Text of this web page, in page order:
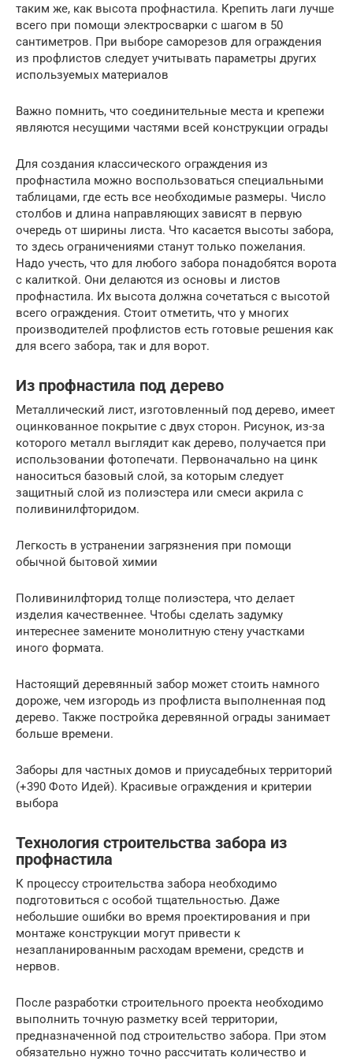
таким же, как высота профнастила. Крепить лаги лучше
всего при помощи электросварки с шагом в 50
сантиметров. При выборе саморезов для ограждения
из профлистов следует учитывать параметры других
используемых материалов
Важно помнить, что соединительные места и крепежи
являются несущими частями всей конструкции ограды
Для создания классического ограждения из
профнастила можно воспользоваться специальными
таблицами, где есть все необходимые размеры. Число
столбов и длина направляющих зависят в первую
очередь от ширины листа. Что касается высоты забора,
то здесь ограничениями станут только пожелания.
Надо учесть, что для любого забора понадобятся ворота
с калиткой. Они делаются из основы и листов
профнастила. Их высота должна сочетаться с высотой
всего ограждения. Стоит отметить, что у многих
производителей профлистов есть готовые решения как
для всего забора, так и для ворот.
Из профнастила под дерево
Металлический лист, изготовленный под дерево, имеет
оцинкованное покрытие с двух сторон. Рисунок, из-за
которого металл выглядит как дерево, получается при
использовании фотопечати. Первоначально на цинк
наноситься базовый слой, за которым следует
защитный слой из полиэстера или смеси акрила с
поливинилфторидом.
Легкость в устранении загрязнения при помощи
обычной бытовой химии
Поливинилфторид толще полиэстера, что делает
изделия качественнее. Чтобы сделать задумку
интереснее замените монолитную стену участками
иного формата.
Настоящий деревянный забор может стоить намного
дороже, чем изгородь из профлиста выполненная под
дерево. Также постройка деревянной ограды занимает
больше времени.
Заборы для частных домов и приусадебных территорий
(+390 Фото Идей). Красивые ограждения и критерии
выбора
Технология строительства забора из
профнастила
К процессу строительства забора необходимо
подготовиться с особой тщательностью. Даже
небольшие ошибки во время проектирования и при
монтаже конструкции могут привести к
незапланированным расходам времени, средств и
нервов.
После разработки строительного проекта необходимо
выполнить точную разметку всей территории,
предназначенной под строительство забора. При этом
обязательно нужно точно рассчитать количество и